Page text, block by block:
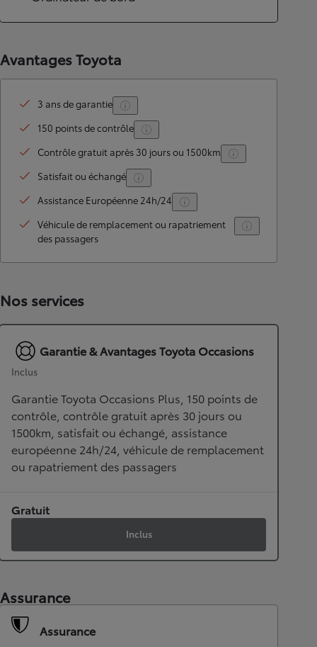
Avantages Toyota
3 ans de garantie
150 points de contrôle
Contrôle gratuit après 30 jours ou 1500km
Satisfait ou échangé
Assistance Européenne 24h/24
Véhicule de remplacement ou rapatriement
des passagers
Nos services
Garantie & Avantages Toyota Occasions
Inclus
Garantie Toyota Occasions Plus, 150 points de
contrôle, contrôle gratuit après 30 jours ou
1500km, satisfait ou échangé, assistance
européenne 24h/24, véhicule de remplacement
ou rapatriement des passagers
Gratuit
Inclus
Assurance
Assurance